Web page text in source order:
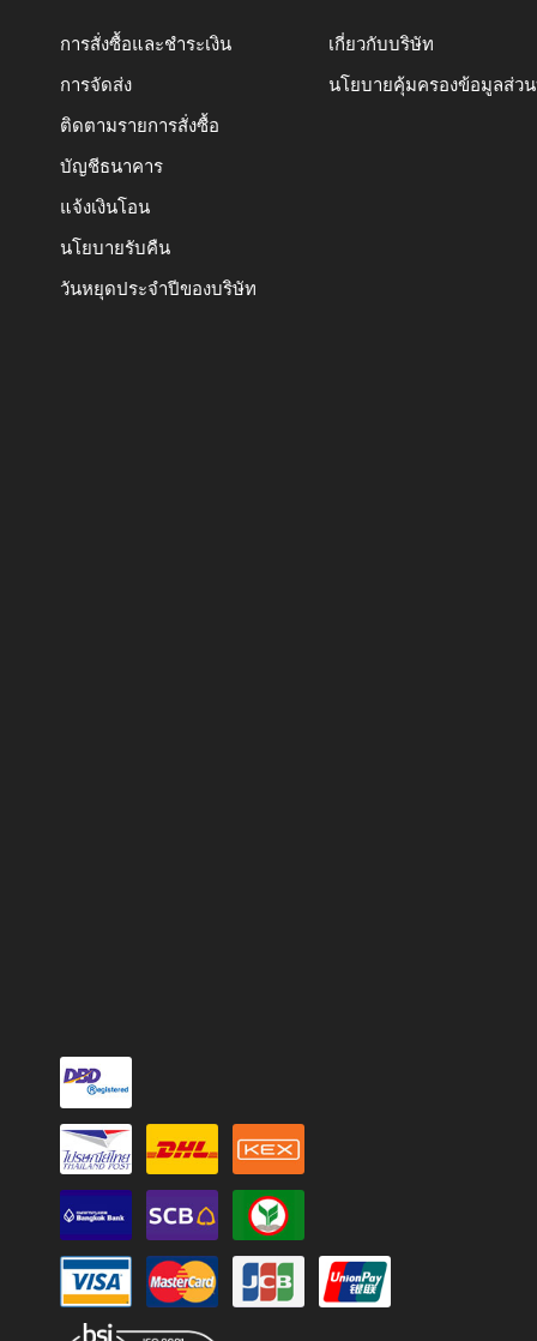
การสั่งซื้อและชำระเงิน
การจัดส่ง
ติดตามรายการสั่งซื้อ
บัญชีธนาคาร
แจ้งเงินโอน
นโยบายรับคืน
วันหยุดประจำปีของบริษัท
เกี่ยวกับบริษัท
นโยบายคุ้มครองข้อมูลส่ว